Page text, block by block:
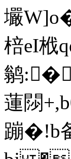
壧
棓eI栰
鹟:�
蓮閯
蹦�!b